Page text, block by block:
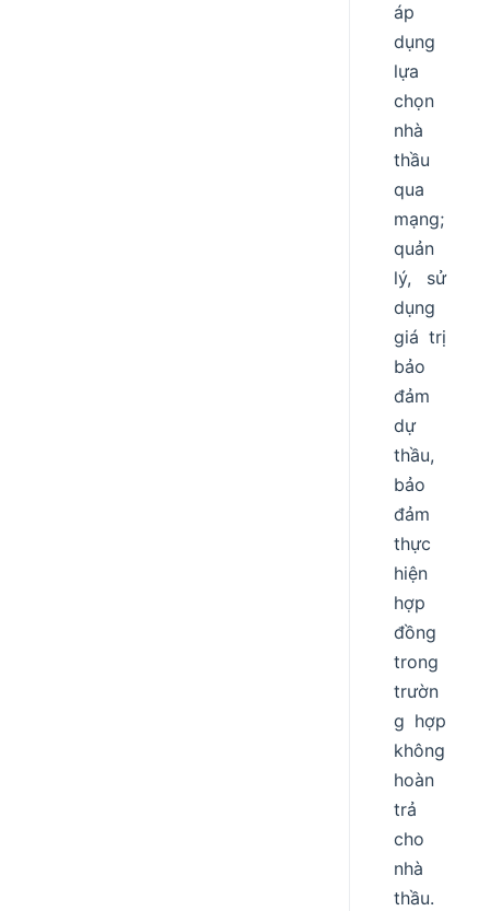
áp
dụng
lựa
chọn
nhà
thầu
qua
mạng;
quản
lý, sử
dụng
giá trị
bảo
đảm
dự
thầu,
bảo
đảm
thực
hiện
hợp
đồng
trong
trườn
g hợp
không
hoàn
trả
cho
nhà
thầu.